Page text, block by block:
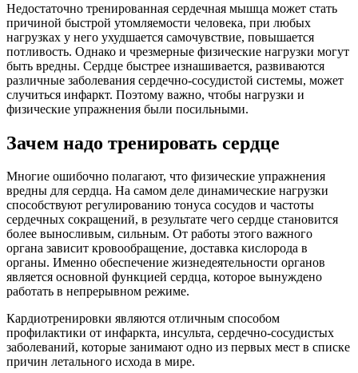
Недостаточно тренированная сердечная мышца может стать
причиной быстрой утомляемости человека, при любых
нагрузках у него ухудшается самочувствие, повышается
потливость. Однако и чрезмерные физические нагрузки могут
быть вредны. Сердце быстрее изнашивается, развиваются
различные заболевания сердечно-сосудистой системы, может
случиться инфаркт. Поэтому важно, чтобы нагрузки и
физические упражнения были посильными.
Зачем надо тренировать сердце
Многие ошибочно полагают, что физические упражнения
вредны для сердца. На самом деле динамические нагрузки
способствуют регулированию тонуса сосудов и частоты
сердечных сокращений, в результате чего сердце становится
более выносливым, сильным. От работы этого важного
органа зависит кровообращение, доставка кислорода в
органы. Именно обеспечение жизнедеятельности органов
является основной функцией сердца, которое вынуждено
работать в непрерывном режиме.
Кардиотренировки являются отличным способом
профилактики от инфаркта, инсульта, сердечно-сосудистых
заболеваний, которые занимают одно из первых мест в списке
причин летального исхода в мире.